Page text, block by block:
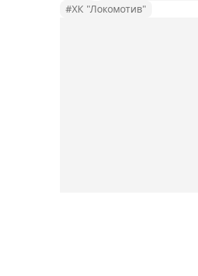
#ХК "Локомотив"